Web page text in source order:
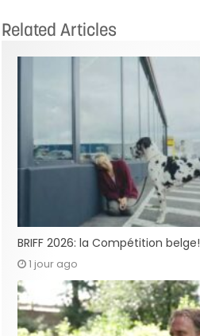
Related Articles
BRIFF 2026: la Compétition belge!
1 jour ago